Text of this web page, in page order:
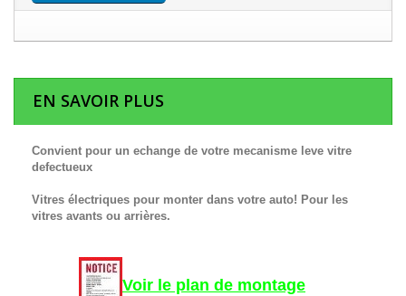
EN SAVOIR PLUS
Convient pour un echange de votre mecanisme leve vitre
defectueux
Vitres électriques pour monter dans votre auto! Pour les
vitres avants ou arrières.
Voir le plan de montage